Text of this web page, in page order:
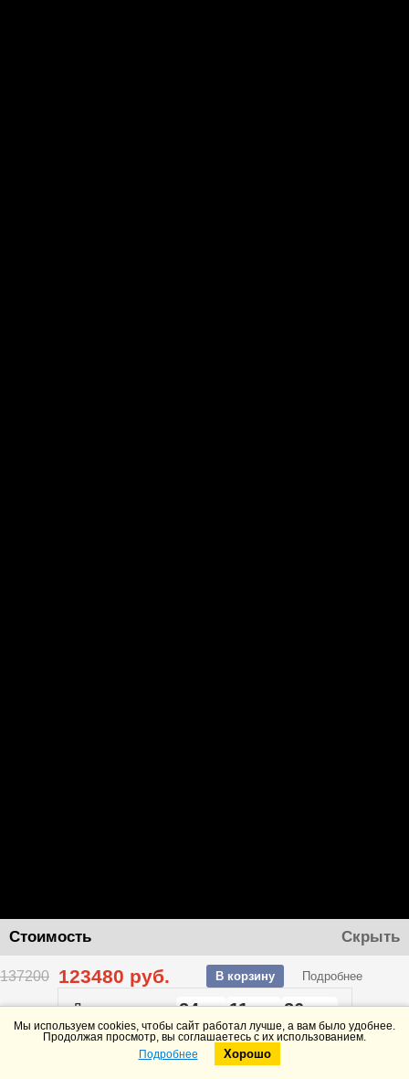
Стоимость Скрыть
137200 123480 руб. В корзину Подробнее
До конца акции24 11 26
Telegram
Мы используем cookies, чтобы сайт работал лучше, а вам было удобнее.
Продолжая просмотр, вы соглашаетесь с их использованием.
Подробнее
Хорошо